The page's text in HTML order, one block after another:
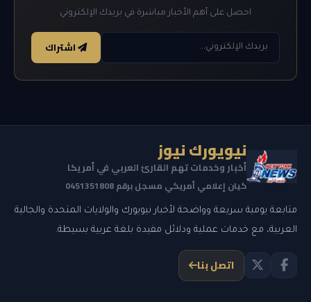
احصل على أهم الأخبار مباشرة في بريدك الإلكتروني
اشتراك
نيويورك نيوز
أخبار وخدمات تهم القارئ العربي في أمريكا
كيان إعلامي أمريكي مسجل برقم 0451351808
متابعة يومية سريعة وواضحة لأخبار نيويورك والولايات المتحدة والجالية
العربية، مع خدمات عملية ودلائل مفيدة بلغة عربية بسيطة.
اتصل بنا